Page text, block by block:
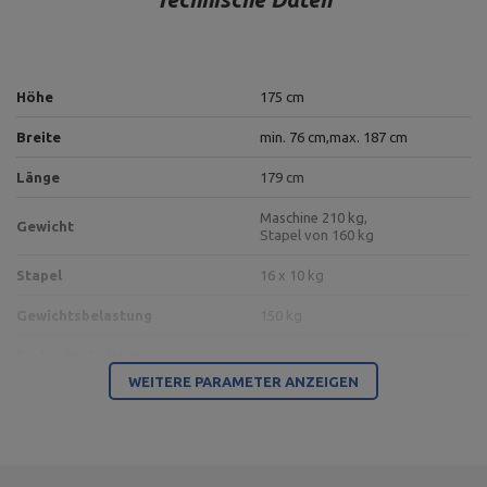
Höhe 175 cm
Breite min. 76 cm,max. 187 cm
Länge 179 cm
Gewicht
Maschine 210 kg,
Stapel von 160 kg
Stapel 16 x 10 kg
Farbe des Rahmens Anthrazit
WEITERE PARAMETER ANZEIGEN